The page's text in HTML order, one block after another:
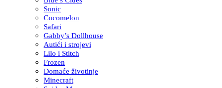
Sonic
Cocomelon
Safari
Gabby’s Dollhouse
Autići i strojevi
Lilo i Stitch
Frozen
Domaće životinje
Minecraft